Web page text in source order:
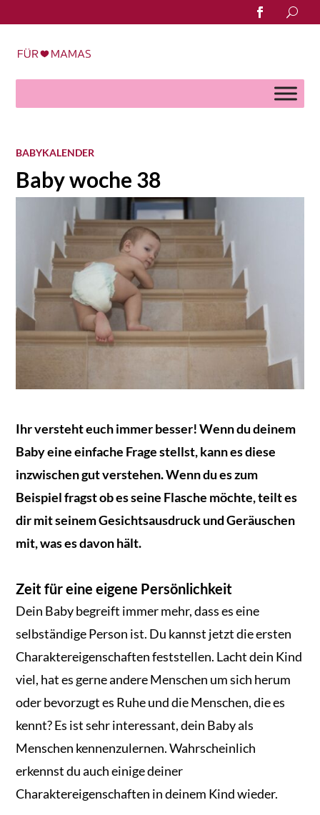
Search
for:
BABYKALENDER
Baby woche 38
Ihr versteht euch immer besser! Wenn du deinem
Baby eine einfache Frage stellst, kann es diese
inzwischen gut verstehen. Wenn du es zum
Beispiel fragst ob es seine Flasche möchte, teilt es
dir mit seinem Gesichtsausdruck und Geräuschen
mit, was es davon hält.
Zeit für eine eigene Persönlichkeit
Dein Baby begreift immer mehr, dass es eine
selbständige Person ist. Du kannst jetzt die ersten
Charaktereigenschaften feststellen. Lacht dein Kind
viel, hat es gerne andere Menschen um sich herum
oder bevorzugt es Ruhe und die Menschen, die es
kennt? Es ist sehr interessant, dein Baby als
Menschen kennenzulernen. Wahrscheinlich
erkennst du auch einige deiner
Charaktereigenschaften in deinem Kind wieder.